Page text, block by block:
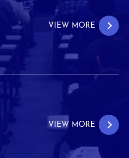
VIEW MORE
VIEW MORE